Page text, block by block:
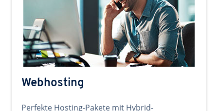
Webhosting
Perfekte Hosting-Pakete mit Hybrid-